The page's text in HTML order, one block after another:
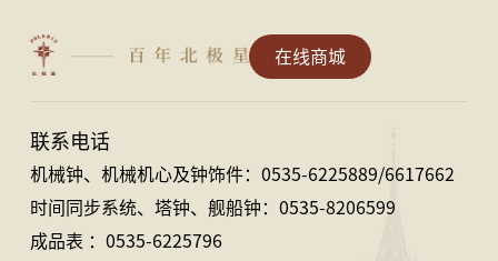
在线商城
联系电话
机械钟、机械机心及钟饰件：0535-6225889/6617662
时间同步系统、塔钟、舰船钟：0535-8206599
成品表 ：0535-6225796